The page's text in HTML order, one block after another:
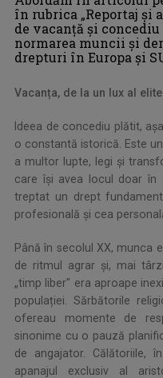
în rubrica „Reportaj și
de vacanță și
normarea muncii și
drepturi în Europa și
Vacanța, de la un lux al
Ideea de concediu plătit,
o constantă istorică. Este
a multor lupte, legi și
care își avea locul doar în
treptat un drept
profesională și cea
Până în secolul XX, munca
de ritmul agrar și, mai
„timp liber" era aproape
populației. Sărbătorile
ofereau momente de
sinonime cu o pauză
de angajator. Călătoriile,
apanajul exclusiv al